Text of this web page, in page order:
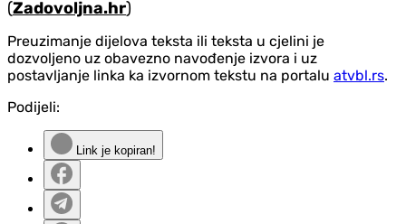
(Zadovoljna.hr)
Preuzimanje dijelova teksta ili teksta u cjelini je
dozvoljeno uz obavezno navođenje izvora i uz
postavljanje linka ka izvornom tekstu na portalu atvbl.rs.
Podijeli:
Link je kopiran!